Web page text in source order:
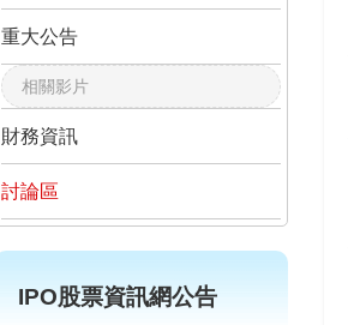
重大公告
相關影片
財務資訊
討論區
IPO股票資訊網公告